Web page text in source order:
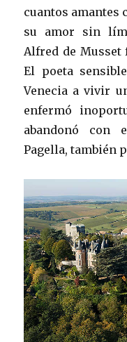
cuantos amantes
su amor sin
Alfred de Musset
El poeta
Venecia a vivir
enfermó
abandonó con
Pagella, también